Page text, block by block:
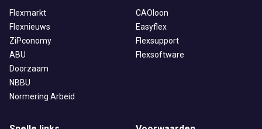
Flexmarkt
Flexnieuws
ZiPconomy
ABU
Doorzaam
NBBU
Normering Arbeid
CAOloon
Easyflex
Flexsupport
Flexsoftware